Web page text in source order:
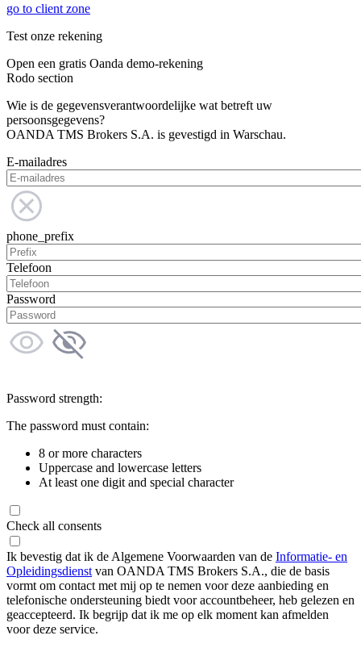
go to client zone
Test onze rekening
Open een gratis Oanda demo-rekening
Rodo section
Wie is de gegevensverantwoordelijke wat betreft uw
persoonsgegevens?
OANDA TMS Brokers S.A. is gevestigd in Warschau.
E-mailadres
phone_prefix
Telefoon
Password
Password strength:
The password must contain:
8 or more characters
Uppercase and lowercase letters
At least one digit and special character
Check all consents
Ik bevestig dat ik de Algemene Voorwaarden van de Informatie- en
Opleidingsdienst van OANDA TMS Brokers S.A., die de basis
vormt om contact met mij op te nemen voor deze aanbieding en
telefonische ondersteuning biedt voor accountbeheer, heb gelezen en
geaccepteerd. Ik begrijp dat ik me op elk moment kan afmelden
voor deze service.